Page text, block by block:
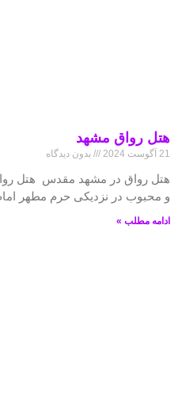
هتل رواق مشهد
21 آگوست 2024 بدون دیدگاه
هتل رواق در مشهد مقدس هتل
و محبوب در نزدیکی حرم مطهر
ادامه مطلب »